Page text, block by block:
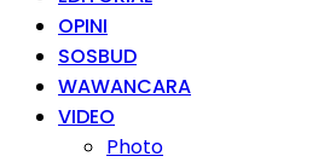
OPINI
SOSBUD
WAWANCARA
VIDEO
Photo